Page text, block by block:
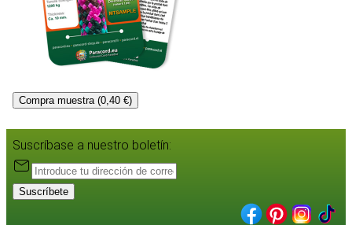
Compra muestra (0,40 €)
Suscríbase a nuestro boletín:
Suscríbete